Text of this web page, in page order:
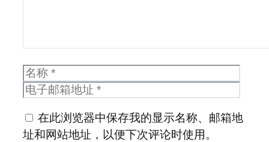
名
称
箱
在此浏览器中保存我的显示名称、邮箱地
址和网站地址，以便下次评论时使用。